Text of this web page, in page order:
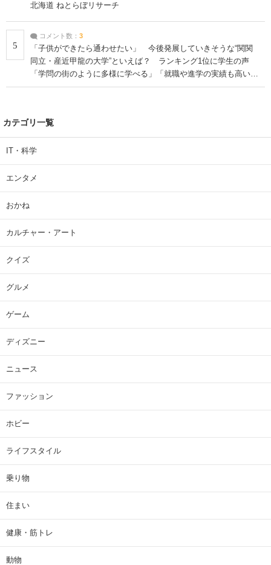
北海道 ねとらぼリサーチ
5
コメント数： 3
「子供ができたら通わせたい」 今後発展していきそうな“関関
同立・産近甲龍の大学”といえば？ ランキング1位に学生の声
「学問の街のように多様に学べる」「就職や進学の実績も高い」
| 大学 ねとらぼリサーチ
カテゴリ一覧
IT・科学
エンタメ
おかね
カルチャー・アート
クイズ
グルメ
ゲーム
ディズニー
ニュース
ファッション
ホビー
ライフスタイル
乗り物
住まい
健康・筋トレ
動物